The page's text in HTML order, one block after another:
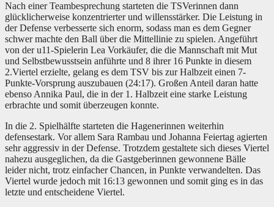
Nach einer Teambesprechung starteten die TSVerinnen dann
glücklicherweise konzentrierter und willensstärker. Die Leistung in
der Defense verbesserte sich enorm, sodass man es dem Gegner
schwer machte den Ball über die Mittellinie zu spielen. Angeführt
von der u11-Spielerin Lea Vorkäufer, die die Mannschaft mit Mut
und Selbstbewusstsein anführte und 8 ihrer 16 Punkte in diesem
2.Viertel erzielte, gelang es dem TSV bis zur Halbzeit einen 7-
Punkte-Vorsprung auszubauen (24:17). Großen Anteil daran hatte
ebenso Annika Paul, die in der 1. Halbzeit eine starke Leistung
erbrachte und somit überzeugen konnte.
In die 2. Spielhälfte starteten die Hagenerinnen weiterhin
defensestark. Vor allem Sara Rambau und Johanna Feiertag agierten
sehr aggressiv in der Defense. Trotzdem gestaltete sich dieses Viertel
nahezu ausgeglichen, da die Gastgeberinnen gewonnene Bälle
leider nicht, trotz einfacher Chancen, in Punkte verwandelten. Das
Viertel wurde jedoch mit 16:13 gewonnen und somit ging es in das
letzte und entscheidene Viertel.